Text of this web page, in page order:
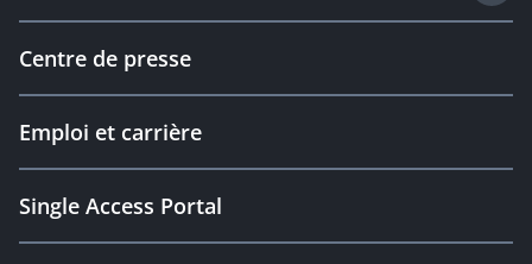
Centre de presse
Emploi et carrière
Single Access Portal